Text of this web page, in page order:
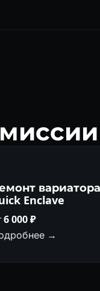
вариатора
Enclave
6 000 ₽
→